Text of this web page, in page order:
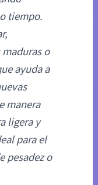
tiempo.
o
ayuda a
manera
ligera y
para el
pesadez o